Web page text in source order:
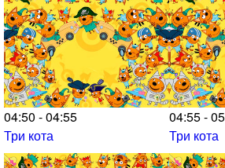
04:50 - 04:55
Три кота
04:55 -
Три кота